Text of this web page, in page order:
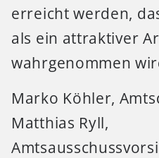
erreicht werden,
als ein attraktiver
wahrgenommen
Marko Köhler,
Matthias Ryll,